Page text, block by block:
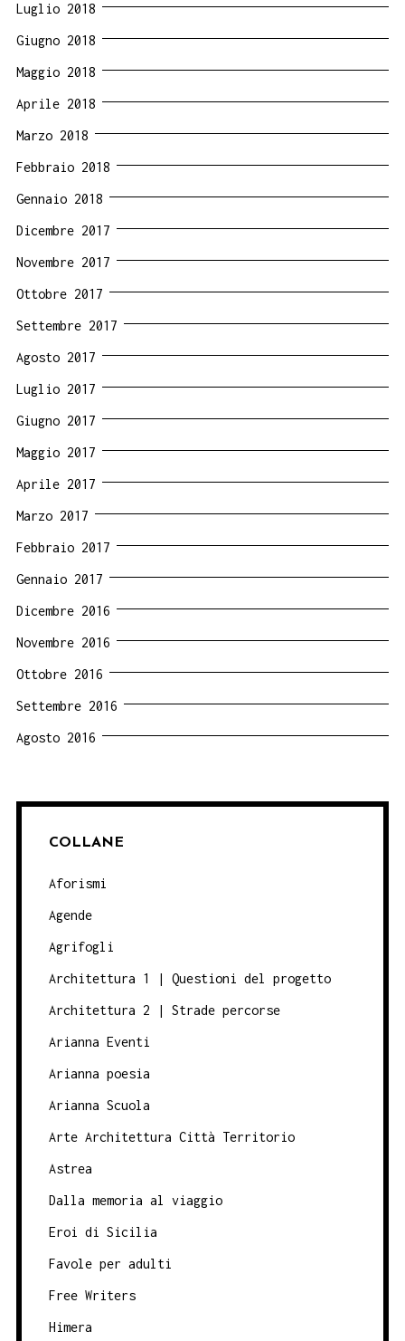
Luglio 2018
Giugno 2018
Maggio 2018
Aprile 2018
Marzo 2018
Febbraio 2018
Gennaio 2018
Dicembre 2017
Novembre 2017
Ottobre 2017
Settembre 2017
Agosto 2017
Luglio 2017
Giugno 2017
Maggio 2017
Aprile 2017
Marzo 2017
Febbraio 2017
Gennaio 2017
Dicembre 2016
Novembre 2016
Ottobre 2016
Settembre 2016
Agosto 2016
COLLANE
Aforismi
Agende
Agrifogli
Architettura 1 | Questioni del progetto
Architettura 2 | Strade percorse
Arianna Eventi
Arianna poesia
Arianna Scuola
Arte Architettura Città Territorio
Astrea
Dalla memoria al viaggio
Eroi di Sicilia
Favole per adulti
Free Writers
Himera